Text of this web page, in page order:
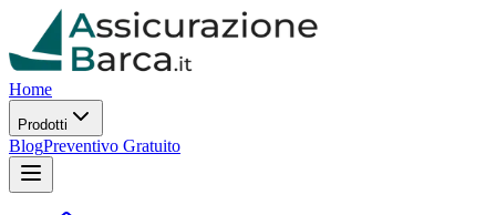
Home
Prodotti
BlogPreventivo Gratuito